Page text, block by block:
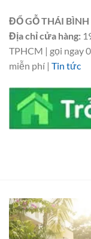
ĐỔ GỖ THÁI BÌNH
Địa chỉ cửa hàng:
TPHCM | gọi ngay
miễn phí | Tin tức